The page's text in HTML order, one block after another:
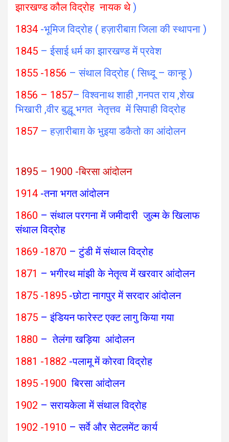
झारखण्ड कौल विद्रोह नायक थे)
1834 -भूमिज विद्रोह ( हज़ारीबाग़ जिला की स्थापना )
1845 – ईसाई धर्म का झारखण्ड में प्रवेश
1855 -1856 – संथाल विद्रोह ( सिध्दू – कान्हू )
1856 – 1857– विश्वनाथ शाही ,गनपत राय ,शेख
भिखारी ,वीर बुद्धू भगत नेतृत्तव में सिपाही विद्रोह
1857 – हज़ारीबाग़ के भुइया डकैतो का आंदोलन
1895 – 1900 -बिरसा आंदोलन
1914 -तना भगत आंदोलन
1860 – संथाल परगना में जमीदारी जुल्म के खिलाफ
संथाल विद्रोह
1869 -1870 – टुंडी में संथाल विद्रोह
1871 – भगीरथ मांझी के नेतृत्व में खरवार आंदोलन
1875 -1895 -छोटा नागपुर में सरदार आंदोलन
1875 – इंडियन फारेस्ट एक्ट लागु किया गया
1880 – तेलंगा खड़िया आंदोलन
1881 -1882 -पलामू में कोरवा विद्रोह
1895 -1900 बिरसा आंदोलन
1902 – सरायकेला में संथाल विद्रोह
1902 -1910 – सर्वे और सेटलमेंट कार्य